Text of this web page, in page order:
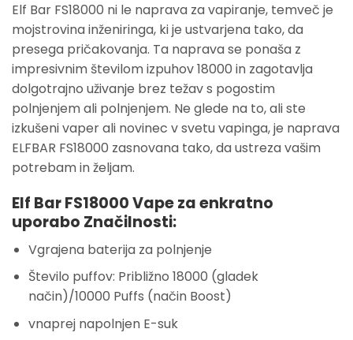
Elf Bar FS18000 ni le naprava za vapiranje, temveč je
mojstrovina inženiringa, ki je ustvarjena tako, da
presega pričakovanja. Ta naprava se ponaša z
impresivnim številom izpuhov 18000 in zagotavlja
dolgotrajno uživanje brez težav s pogostim
polnjenjem ali polnjenjem. Ne glede na to, ali ste
izkušeni vaper ali novinec v svetu vapinga, je naprava
ELFBAR FS18000 zasnovana tako, da ustreza vašim
potrebam in željam.
Elf Bar FS18000 Vape za enkratno
uporabo Značilnosti:
Vgrajena baterija za polnjenje
Število puffov: Približno 18000 (gladek
način)/10000 Puffs (način Boost)
vnaprej napolnjen E-suk